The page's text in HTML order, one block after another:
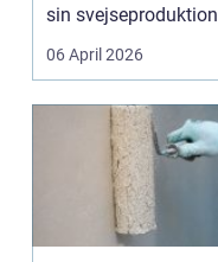
sin svejseproduktion
sikkert, ensartet og ...
06 April 2026